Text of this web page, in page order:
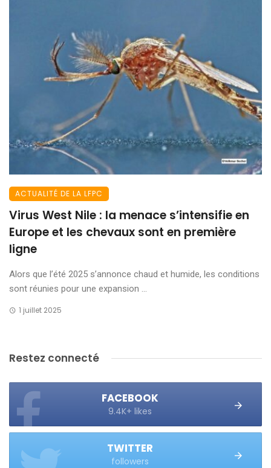
ACTUALITÉ DE LA LFPC
Virus West Nile : la menace s’intensifie en
Europe et les chevaux sont en première
ligne
Alors que l’été 2025 s’annonce chaud et humide, les conditions
sont réunies pour une expansion ...
1 juillet 2025
Restez connecté
FACEBOOK
9.4K+ likes
TWITTER
followers